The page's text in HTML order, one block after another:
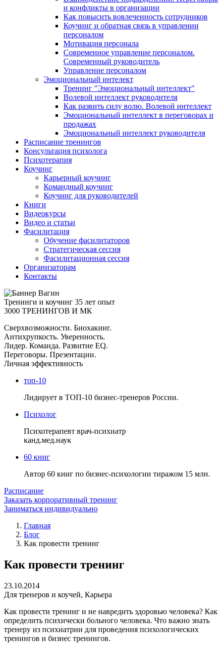
и конфликты в организации
Как повысить вовлеченность сотрудников
Коучинг и обратная связь в управлении
персоналом
Мотивация персонала
Современное управление персоналом.
Современный руководитель
Управление персоналом
Эмоциональный интелект
Тренинг "Эмоциональный интеллект"
Волевой интеллект руководителя
Как развить силу волю. Волевой интеллект
Эмоциональный интеллект в переговорах и
продажах
Эмоциональный интеллект руководителя
Расписание тренингов
Консультация психолога
Психотерапия
Коучинг
Карьерный коучинг
Командный коучинг
Коучинг для руководителей
Книги
Видеокурсы
Видео и статьи
Фасилитация
Обучение фасилитаторов
Стратегическая сессия
Фасилитационная сессия
Организаторам
Контакты
Тренинги и коучинг 35 лет опыт
3000 ТРЕНИНГОВ И МК
Сверхвозможности. Биохакинг.
Антихрупкость. Уверенность.
Лидер. Команда. Развитие EQ.
Переговоры. Презентации.
Личная эффективность
топ-10
Лидирует в ТОП-10 бизнес-тренеров России.
Психолог
Психотерапевт врач-психиатр
канд.мед.наук
60 книг
Автор 60 книг по бизнес-психологии тиражом 15 млн.
Расписание
Заказать корпоративный тренинг
Заниматься индивидуально
Главная
Блог
Как провести тренинг
Как провести тренинг
23.10.2014
Для тренеров и коучей, Карьера
Как провести тренинг и не навредить здоровью человека? Как
определить психически больного человека. Что важно знать
тренеру из психиатрии для проведения психологических
тренингов и бизнес тренингов.